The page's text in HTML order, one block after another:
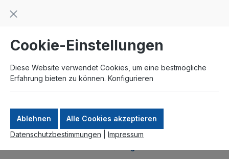
springen
Zahlung per Paypal
Cookie-Einstellungen
Diese Website verwendet Cookies, um eine bestmögliche
Erfahrung bieten zu können. Konfigurieren
Ablehnen
Alle Cookies akzeptieren
Datenschutzbestimmungen
Impressum